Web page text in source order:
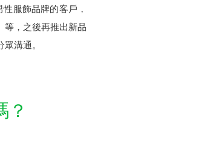
服飾品牌的客戶，
等，之後再推出新品
溝通。
？